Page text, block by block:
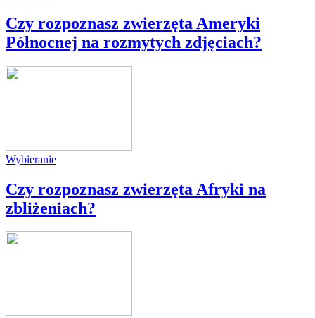
Czy rozpoznasz zwierzęta Ameryki
Północnej na rozmytych zdjęciach?
Wybieranie
Czy rozpoznasz zwierzęta Afryki na
zbliżeniach?